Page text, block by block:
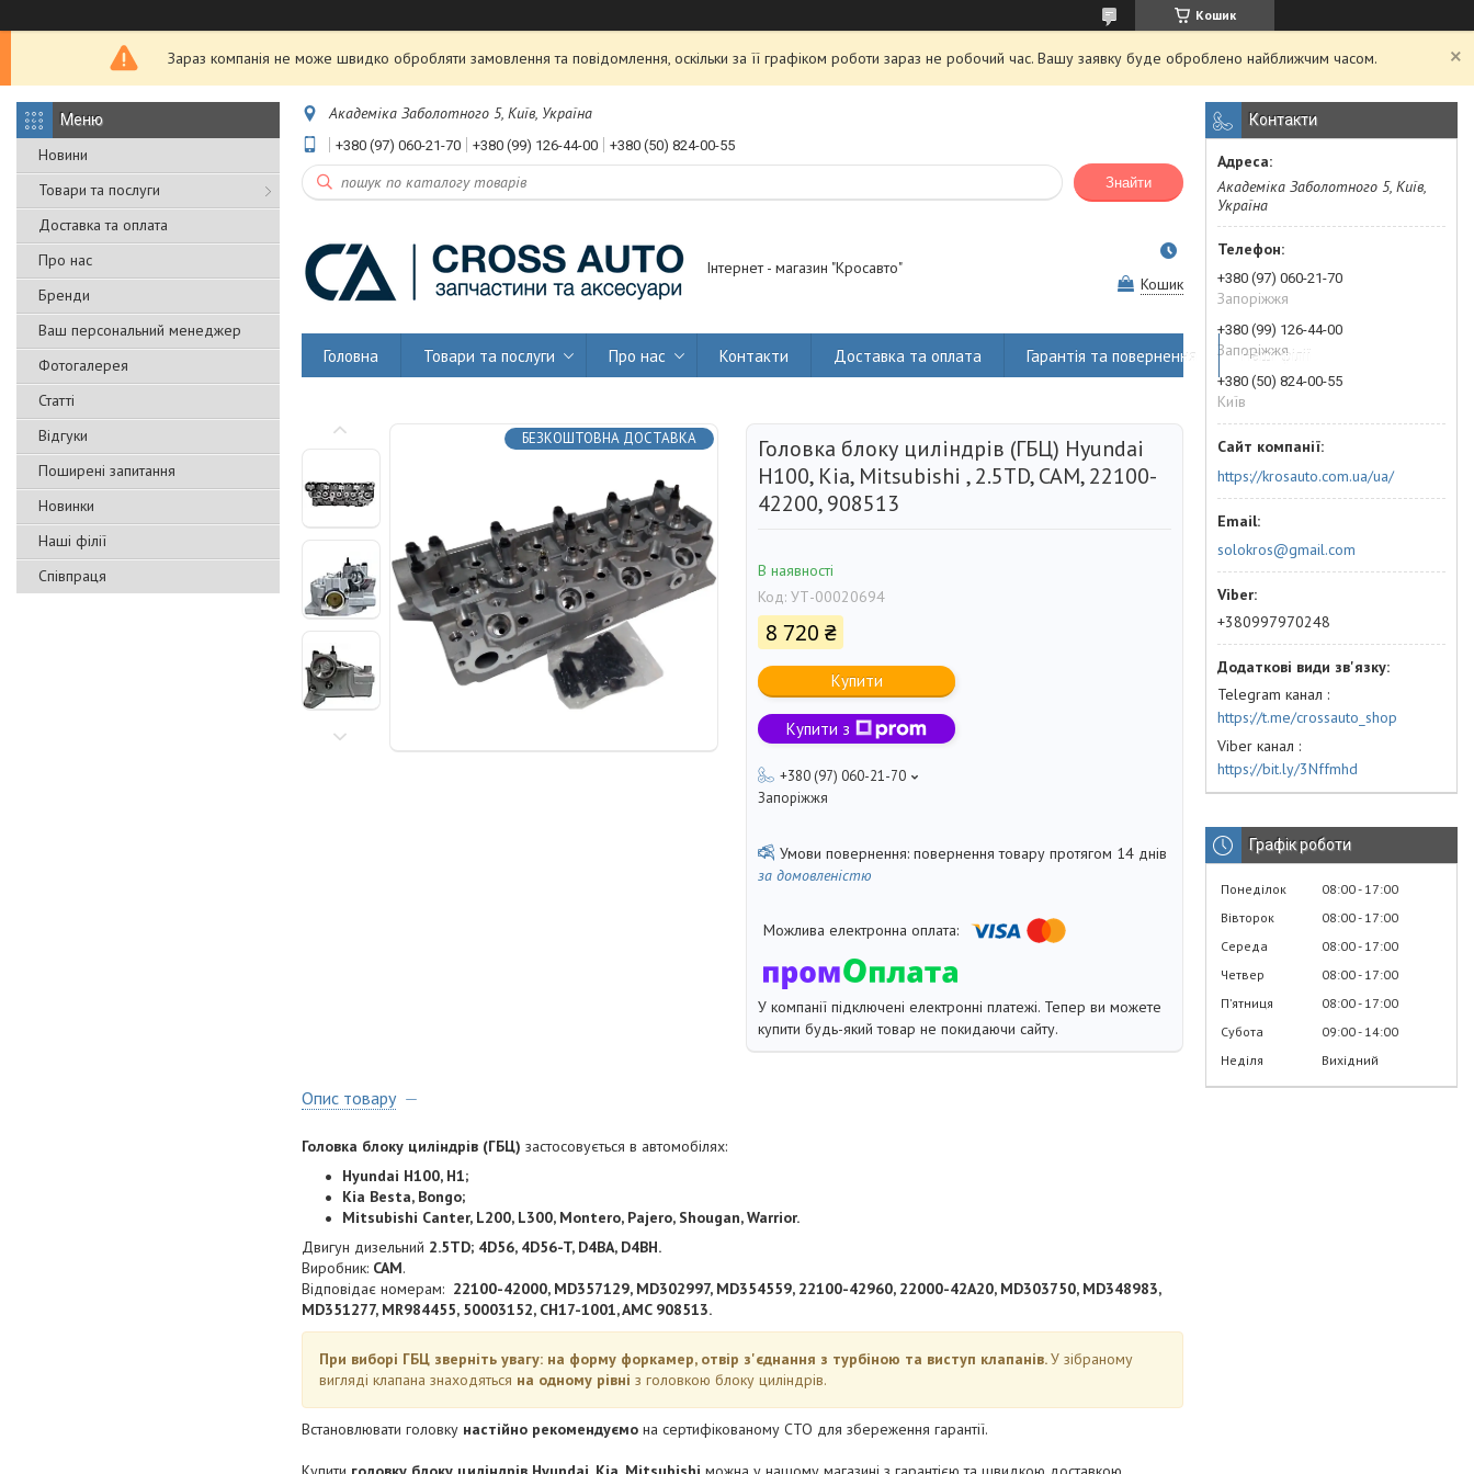
Кошик
Зараз компанія не може швидко обробляти замовлення та повідомлення, оскільки за її графіком роботи зараз не робочий час. Вашу заявку буде оброблено найближчим часом.
Новини
Товари та послуги
Доставка та оплата
Про нас
Бренди
Ваш персональний менеджер
Фотогалерея
Статті
Відгуки
Поширені запитання
Новинки
Наші філії
Співпраця
Академіка Заболотного 5, Київ, Україна
+380 (97) 060-21-70 +380 (99) 126-44-00 +380 (50) 824-00-55
Знайти
Інтернет - магазин "Кросавто"
Кошик
Головна Товари та послуги Про нас Контакти Доставка та оплата Гарантія та повернення Наші філії
БЕЗКОШТОВНА ДОСТАВКА
Головка блоку циліндрів (ГБЦ) Hyundai
H100, Kia, Mitsubishi , 2.5TD, CAM, 22100-
42200, 908513
В наявності
Код: УТ-00020694
8 720 ₴
Купити
Купити з
+380 (97) 060-21-70
Запоріжжя
повернення товару протягом 14 днів
за домовленістю
У компанії підключені електронні платежі. Тепер ви можете
купити будь-який товар не покидаючи сайту.
Опис товару
Головка блоку циліндрів (ГБЦ) застосовується в автомобілях:
Hyundai H100, H1;
Kia Besta, Bongo;
Mitsubishi Canter, L200, L300, Montero, Pajero, Shougan, Warrior.
Двигун дизельний 2.5TD; 4D56, 4D56-T, D4BA, D4BH.
Виробник: CAM.
Відповідає номерам: 22100-42000, MD357129, MD302997, MD354559, 22100-42960, 22000-42A20, MD303750, MD348983,
MD351277, MR984455, 50003152, CH17-1001, AMC 908513.
При виборі ГБЦ зверніть увагу: на форму форкамер, отвір з'єднання з турбіною та виступ клапанів.У зібраному
вигляді клапана знаходяться на одному рівні з головкою блоку циліндрів.
Встановлювати головку настійно рекомендуємо на сертифікованому СТО для збереження гарантії.
Контакти
Академіка Заболотного 5, Київ,
Україна
+380 (97) 060-21-70
Запоріжжя
+380 (99) 126-44-00
Запоріжжя
+380 (50) 824-00-55
Київ
https://krosauto.com.ua/ua/
solokros@gmail.com
+380997970248
Telegram канал
https://t.me/crossauto_shop
Viber канал
https://bit.ly/3Nffmhd
Графік роботи
Понеділок 08:00 17:00
Вівторок
08:00 17:00
Середа
08:00 17:00
Четвер
08:00 17:00
Пʼятниця
08:00 17:00
Субота
09:00 14:00
Неділя
Вихідний